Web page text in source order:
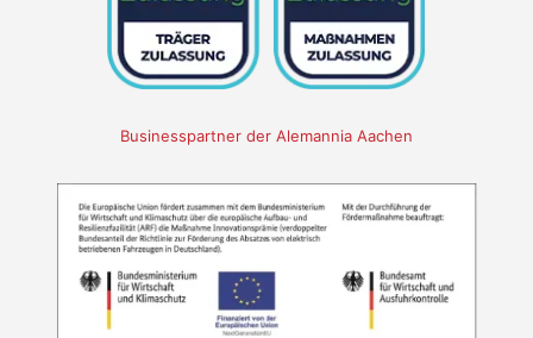
Businesspartner der Alemannia Aachen